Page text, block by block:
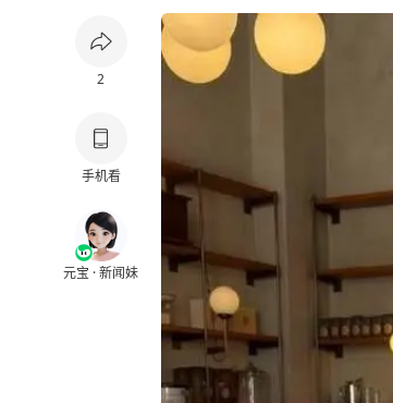
2
手机看
元宝 · 新闻妹